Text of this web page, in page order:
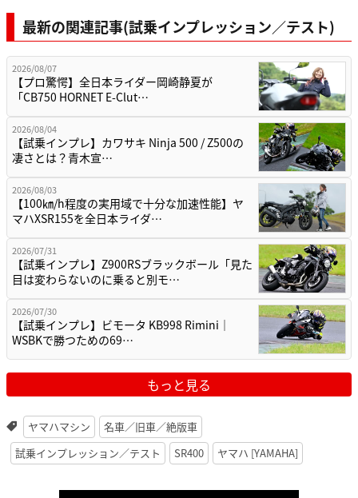
最新の関連記事(試乗インプレッション／テスト)
2026/08/07
【プロ驚愕】全日本ライダー岡崎静夏が
「CB750 HORNET E-Clut…
2026/08/04
【試乗インプレ】カワサキ Ninja 500 / Z500の
凄さとは？青木宣…
2026/08/03
【100㎞/h程度の実用域で十分な加速性能】ヤ
マハXSR155を全日本ライダ…
2026/07/31
【試乗インプレ】Z900RSブラックボール「見た
目は変わらないのに乗ると別モ…
2026/07/30
【試乗インプレ】ビモータ KB998 Rimini｜
WSBKで勝つための69…
もっと見る
ヤマハマシン
名車／旧車／絶版車
試乗インプレッション／テスト
SR400 ヤマハ [YAMAHA]